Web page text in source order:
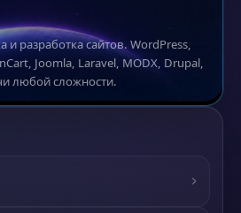
разработка сайтов. WordPress,
Joomla, Laravel, MODX, Drupal,
любой сложности.